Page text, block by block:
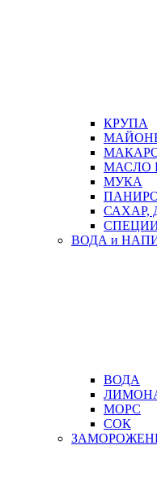
КРУПА
МАСЛО
МУКА
САХАР,
ВОДА и
ВОДА
МОРС
СОК